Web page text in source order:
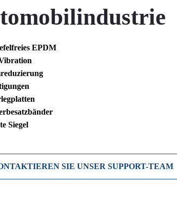
EPDM
Siegel
SIE UNSER SUPPORT-TEAM